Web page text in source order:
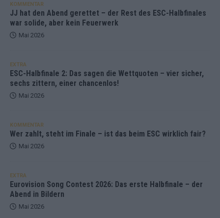
KOMMENTAR
JJ hat den Abend gerettet – der Rest des ESC-Halbfinales
war solide, aber kein Feuerwerk
Mai 2026
EXTRA
ESC-Halbfinale 2: Das sagen die Wettquoten – vier sicher,
sechs zittern, einer chancenlos!
Mai 2026
KOMMENTAR
Wer zahlt, steht im Finale – ist das beim ESC wirklich fair?
Mai 2026
EXTRA
Eurovision Song Contest 2026: Das erste Halbfinale – der
Abend in Bildern
Mai 2026